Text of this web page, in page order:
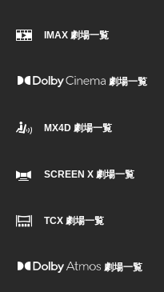
IMAX 劇場一覧
劇場一覧
MX4D 劇場一覧
SCREEN X 劇場一覧
TCX 劇場一覧
劇場一覧